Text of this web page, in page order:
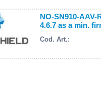
NO-SN910-
4.6.7 as a min.
Cod. Art.: